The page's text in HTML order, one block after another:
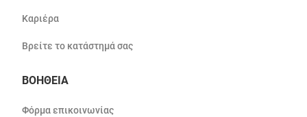
Καριέρα
Βρείτε το κατάστημά σας
ΒΟΗΘΕΙΑ
Φόρμα επικοινωνίας